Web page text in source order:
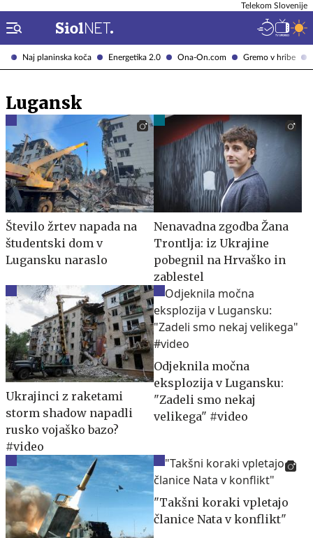
Naj planinska koča Energetika 2.0 Ona-On.com Gremo v hribe
Telekom Slovenije
Lugansk
Število žrtev napada na
študentski dom v
Lugansku naraslo
Nenavadna zgodba Žana
Trontlja: iz Ukrajine
pobegnil na Hrvaško in
zablestel
Ukrajinci z raketami
storm shadow napadli
rusko vojaško bazo?
#video
Odjeknila močna
eksplozija v Lugansku:
"Zadeli smo nekaj
velikega" #video
"Takšni koraki vpletajo
članice Nata v konflikt"